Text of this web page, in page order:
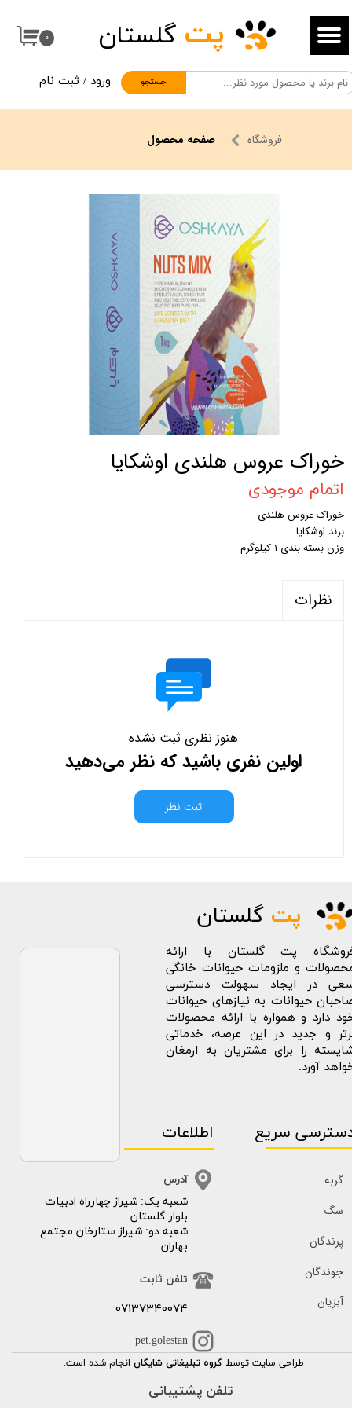
۰
جستجو
پت گلستان
ورود / ثبت نام
حساب کاربری من
تغییر گذر واژه
سفارشات
خروج از حساب کاربری
فروشگاه صفحه محصول
خوراک عروس هلندی اوشکایا
اتمام موجودی
خوراک عروس هلندی
برند اوشکایا
وزن بسته بندی ۱ کیلوگرم
نظرات
هنوز نظری ثبت نشده
اولین نفری باشید که نظر می‌دهید
ثبت نظر
پت گلستان
پت گلستان با ارائه
و ملزومات حیوانات خانگی
در ایجاد سهولت دسترسی
حیوانات به نیازهای حیوانات
دارد و همواره با ارائه محصولات
و جدید در این عرصه، خدماتی
را برای مشتریان به ارمغان
آورد.
سریع
گربه
سگ
پرندگان
جوندگان
آبزیان
​​شعبه یک: شیراز چهارراه ادبیات
بلوار گلستان
شعبه دو: شیراز ستارخان مجتمع
بهاران
اطلاعات
آدرس
تلفن ثابت
07137340074
pet.golestan
طراحی سایت توسط گروه تبلیغاتی شایگان انجام شده است.
تلفن پشتیبانی